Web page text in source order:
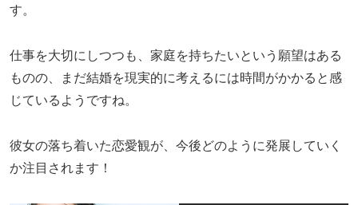
す。
仕事を大切にしつつも、家庭を持ちたいという願望はある
ものの、まだ結婚を現実的に考えるには時間がかかると感
じているようですね。
彼女の落ち着いた恋愛観が、今後どのように発展していく
か注目されます！